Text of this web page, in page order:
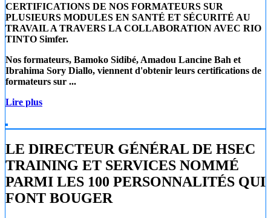
CERTIFICATIONS DE NOS FORMATEURS SUR
PLUSIEURS MODULES EN SANTÉ ET SÉCURITÉ AU
TRAVAIL A TRAVERS LA COLLABORATION AVEC RIO
TINTO Simfer.
Nos formateurs, Bamoko Sidibé, Amadou Lancine Bah et
Ibrahima Sory Diallo, viennent d'obtenir leurs certifications de
formateurs sur ...
Lire plus
LE DIRECTEUR GÉNÉRAL DE HSEC
TRAINING ET SERVICES NOMMÉ
PARMI LES 100 PERSONNALITÉS QUI
FONT BOUGER